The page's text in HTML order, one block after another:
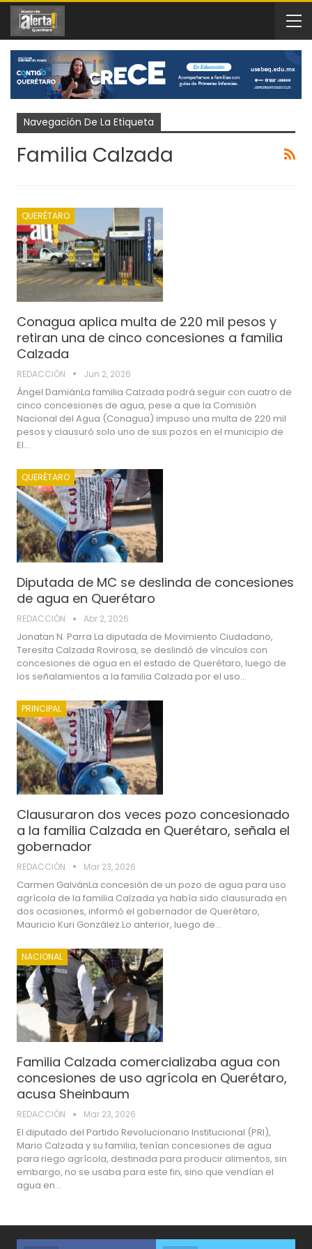
Navegación De La Etiqueta
Familia Calzada
QUERÉTARO
Conagua aplica multa de 220 mil pesos y
retiran una de cinco concesiones a familia
Calzada
REDACCIÓN Jun 2, 2026
Ángel DamiánLa familia Calzada podrá seguir con cuatro de
cinco concesiones de agua, pese a que la Comisión
Nacional del Agua (Conagua) impuso una multa de 220 mil
pesos y clausuró solo uno de sus pozos en el municipio de
El…
QUERÉTARO
Diputada de MC se deslinda de concesiones
de agua en Querétaro
REDACCIÓN Abr 2, 2026
Jonatan N. Parra La diputada de Movimiento Ciudadano,
Teresita Calzada Rovirosa, se deslindó de vínculos con
concesiones de agua en el estado de Querétaro, luego de
los señalamientos a la familia Calzada por el uso…
PRINCIPAL
Clausuraron dos veces pozo concesionado
a la familia Calzada en Querétaro, señala el
gobernador
REDACCIÓN Mar 23, 2026
Carmen GalvánLa concesión de un pozo de agua para uso
agrícola de la familia Calzada ya había sido clausurada en
dos ocasiones, informó el gobernador de Querétaro,
Mauricio Kuri González.Lo anterior, luego de…
NACIONAL
Familia Calzada comercializaba agua con
concesiones de uso agrícola en Querétaro,
acusa Sheinbaum
REDACCIÓN Mar 23, 2026
El diputado del Partido Revolucionario Institucional (PRI),
Mario Calzada y su familia, tenían concesiones de agua
para riego agrícola, destinada para producir alimentos, sin
embargo, no se usaba para este fin, sino que vendían el
agua en…